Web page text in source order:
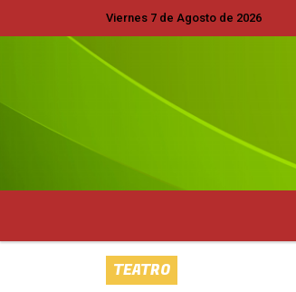
Viernes 7 de Agosto de 2026
Hoy es Viernes
TEATRO